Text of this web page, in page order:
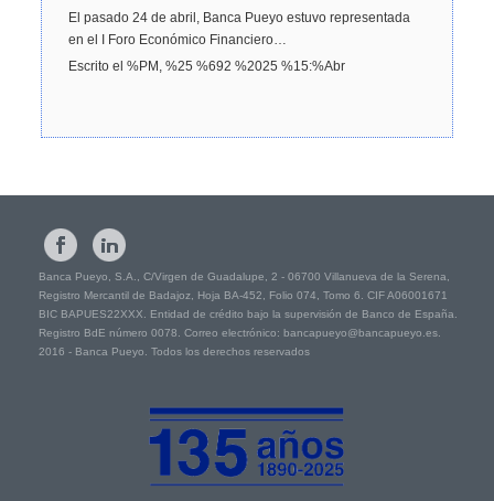
El pasado 24 de abril, Banca Pueyo estuvo representada
en el I Foro Económico Financiero…
Escrito el %PM, %25 %692 %2025 %15:%Abr
Banca Pueyo, S.A., C/Virgen de Guadalupe, 2 - 06700 Villanueva de la Serena,
Registro Mercantil de Badajoz, Hoja BA-452, Folio 074, Tomo 6. CIF A06001671
BIC BAPUES22XXX. Entidad de crédito bajo la supervisión de Banco de España.
Registro BdE número 0078. Correo electrónico: bancapueyo@bancapueyo.es.
2016 - Banca Pueyo. Todos los derechos reservados